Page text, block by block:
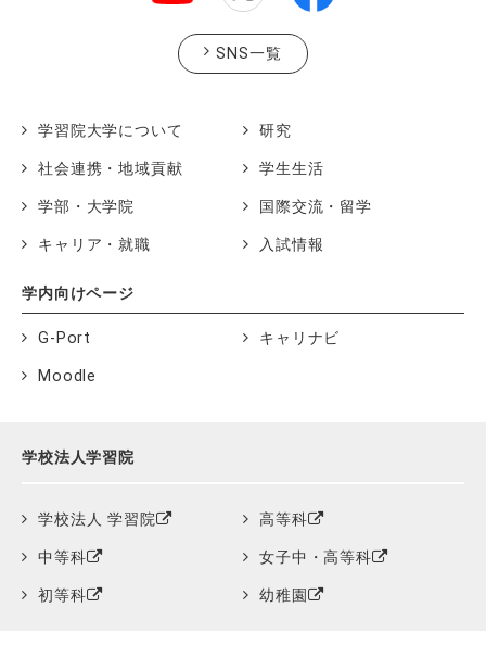
SNS一覧
学習院大学について 研究
社会連携・地域貢献 学生生活
学部・大学院 国際交流・留学
キャリア・就職 入試情報
学内向けページ
G-Port キャリナビ
Moodle
学校法人学習院
学校法人 学習院 高等科
中等科 女子中・高等科
初等科 幼稚園